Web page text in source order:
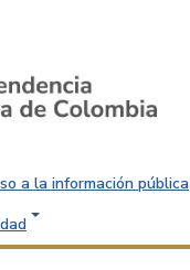
a la información pública